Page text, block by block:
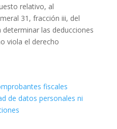
relativo, al
31, fracción iii, del
las deducciones
viola el derecho